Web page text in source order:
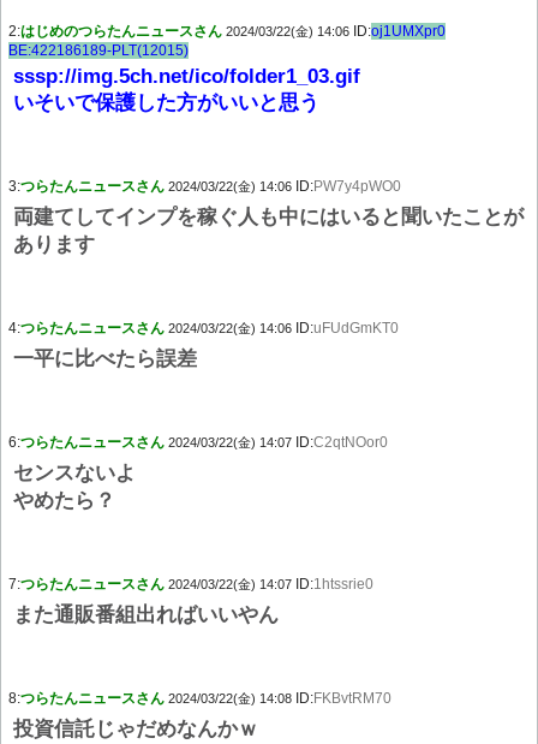
2:はじめのつらたんニュースさん 2024/03/22(金) 14:06 ID:oj1UMXpr0
BE:422186189-PLT(12015)
sssp://img.5ch.net/ico/folder1_03.gif
いそいで保護した方がいいと思う
3:つらたんニュースさん 2024/03/22(金) 14:06 ID:PW7y4pWO0
両建てしてインプを稼ぐ人も中にはいると聞いたことが
あります
4:つらたんニュースさん 2024/03/22(金) 14:06 ID:uFUdGmKT0
一平に比べたら誤差
6:つらたんニュースさん 2024/03/22(金) 14:07 ID:C2qtNOor0
センスないよ
やめたら？
7:つらたんニュースさん 2024/03/22(金) 14:07 ID:1htssrie0
また通販番組出ればいいやん
8:つらたんニュースさん 2024/03/22(金) 14:08 ID:FKBvtRM70
投資信託じゃだめなんかｗ